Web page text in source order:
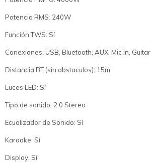
Potencia RMS: 240W
Función TWS: Sí
Conexiones: USB, Bluetooth, AUX, Mic In, Guitar
Distancia BT (sin obstaculos): 15m
Luces LED: Sí
Tipo de sonido: 2.0 Stereo
Ecualizador de Sonido: Sí
Karaoke: Sí
Display: Sí